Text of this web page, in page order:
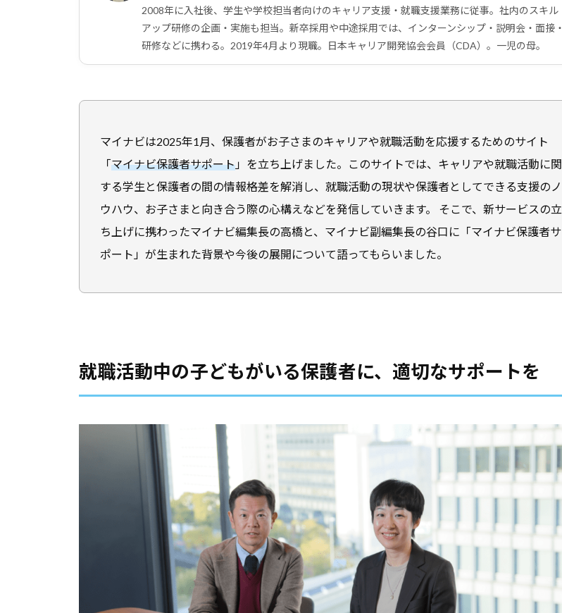
2008年に入社後、学生や学校担当者向けのキャリア支援・就職支援業務に従事。社内のスキル
アップ研修の企画・実施も担当。新卒採用や中途採用では、インターンシップ・説明会・面接・
研修などに携わる。2019年4月より現職。日本キャリア開発協会会員（CDA）。一児の母。
マイナビは2025年1月、保護者がお子さまのキャリアや就職活動を応援するためのサイト
「マイナビ保護者サポート 」を立ち上げました。このサイトでは、キャリアや就職活動に関
する学生と保護者の間の情報格差を解消し、就職活動の現状や保護者としてできる支援のノ
ウハウ、お子さまと向き合う際の心構えなどを発信していきます。 そこで、新サービスの立
ち上げに携わったマイナビ編集長の高橋と、マイナビ副編集長の谷口に「マイナビ保護者サ
ポート」が生まれた背景や今後の展開について語ってもらいました。
就職活動中の子どもがいる保護者に、適切なサポートを